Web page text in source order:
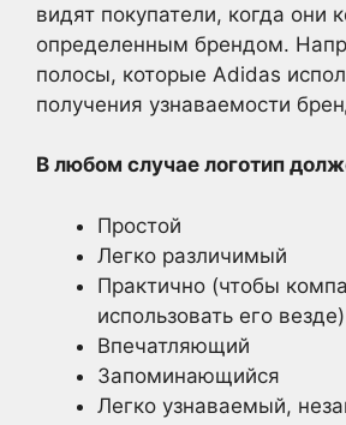
видят покупатели, когда они
определенным брендом.
полосы, которые Adidas
получения узнаваемости
В любом случае логотип
Простой
Легко различимый
Практично (чтобы
использовать его везде)
Впечатляющий
Запоминающийся
Легко узнаваемый,